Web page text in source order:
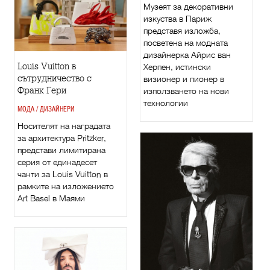
Музеят за декоративни
изкуства в Париж
представя изложба,
посветена на модната
дизайнерка Айрис ван
Херпен, истински
визионер и пионер в
използването на нови
технологии
Louis Vuitton в
сътрудничество с
Франк Гери
МОДА / ДИЗАЙНЕРИ
Носителят на наградата
за архитектура Pritzker,
представи лимитирана
серия от единадесет
чанти за Louis Vuitton в
рамките на изложението
Art Basel в Маями